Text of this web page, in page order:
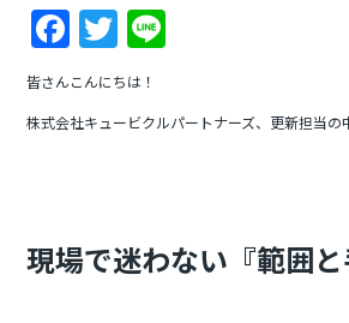
F
a
c
e
o
T
w
itt
er
e
皆さんこんにちは！
株式会社キュービクルパートナーズ、更新担当の
現場で迷わない『範囲と